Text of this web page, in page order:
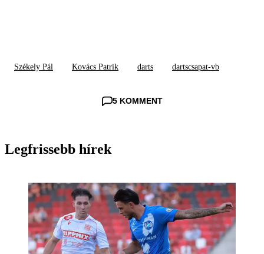
Székely Pál Kovács Patrik darts dartscsapat-vb
5 KOMMENT
Legfrissebb hírek